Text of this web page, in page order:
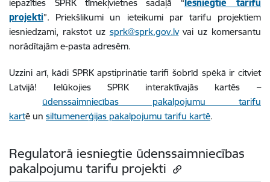
iepazīties SPRK tīmekļvietnes sadaļā “ Iesniegtie tarifu
projekti”. Priekšlikumi un ieteikumi par tarifu projektiem
iesniedzami, rakstot uz sprk@sprk.gov.lvvai uz komersantu
norādītajām e-pasta adresēm.
Uzzini arī, kādi SPRK apstiprinātie tarifi šobrīd spēkā ir citviet
Latvijā! Ielūkojies SPRK interaktīvajās kartēs –
ūdenssaimniecības pakalpojumu tarifu
kartē un siltumenerģijas pakalpojumu tarifu kartē.
Regulatorā iesniegtie ūdenssaimniecības
pakalpojumu tarifu projekti